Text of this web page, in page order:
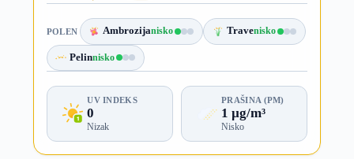
POLEN Ambrozijanisko Travenisko
Pelinnisko
UV INDEKS
0
Nizak
PRAŠINA (PM)
1 µg/m³
Nisko